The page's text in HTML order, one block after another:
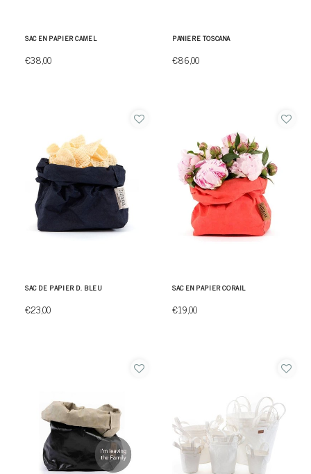
SAC EN PAPIER CAMEL
€38,00
PANIERE TOSCANA
€86,00
SAC DE PAPIER D. BLEU
€23,00
SAC EN PAPIER CORAIL
€19,00